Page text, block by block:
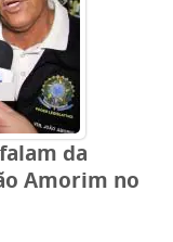
da
Amorim no